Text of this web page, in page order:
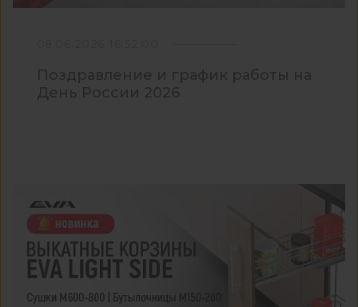
Поздравление и график работы на
День России 2026